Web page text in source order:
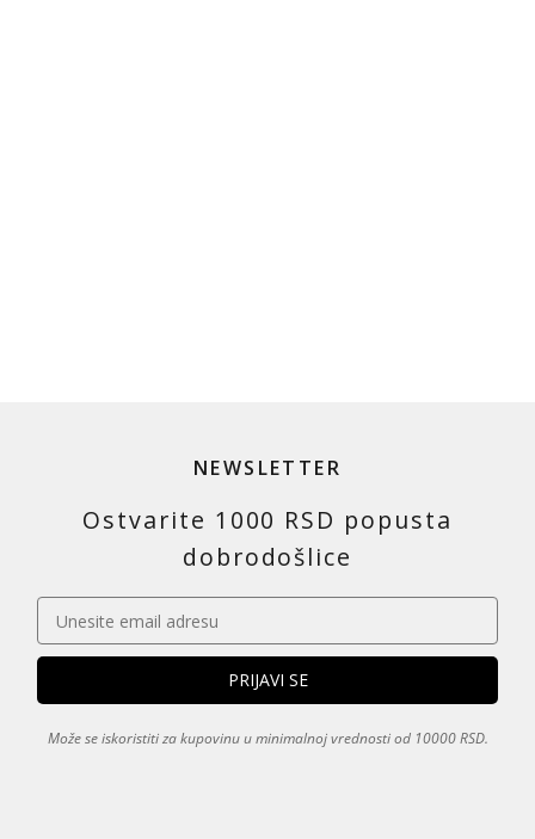
NEWSLETTER
Ostvarite 1000 RSD popusta
dobrodošlice
Može se iskoristiti za kupovinu u minimalnoj vrednosti od 10000 RSD.